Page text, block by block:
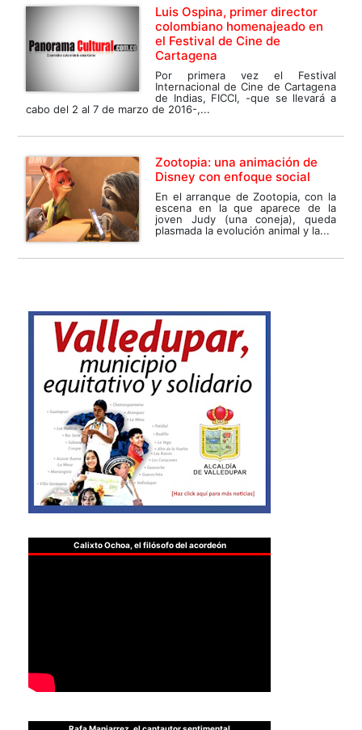
Luis Ospina, primer director
colombiano homenajeado en
el Festival de Cine de
Cartagena
Por primera vez el Festival
Internacional de Cine de Cartagena
de Indias, FICCI, -que se llevará a
cabo del 2 al 7 de marzo de 2016-,...
Zootopia: una animación de
Disney con enfoque social
En el arranque de Zootopia, con la
escena en la que aparece de la
joven Judy (una coneja), queda
plasmada la evolución animal y la...
Calixto Ochoa, el filósofo del acordeón